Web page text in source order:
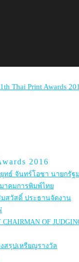
2016
ทธ์ จันทร์โอชา นายกรัฐ
าคมการพิมพ์ไทย
สวัสดิ์ ประธานจัดงาน
OF
สรุปเหรียญรางวัล